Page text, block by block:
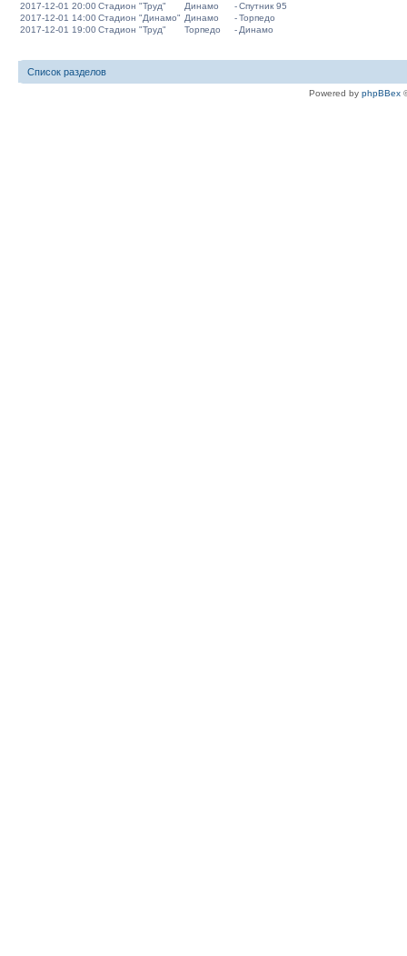
2017-12-01 20:00Стадион "Труд" Динамо -Спутник 95
2017-12-01 14:00Стадион "Динамо" Динамо -Торпедо
2017-12-01 19:00Стадион "Труд" Торпедо - Динамо
Список разделов
Powered by phpBBex